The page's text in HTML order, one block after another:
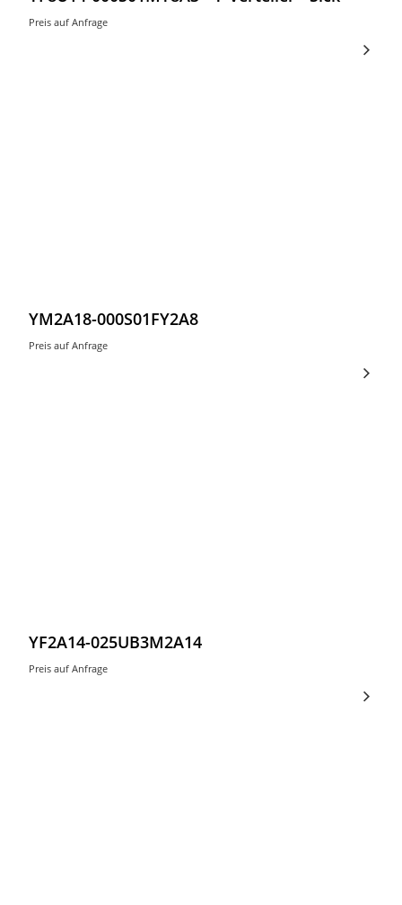
Preis auf Anfrage
YM2A18-000S01FY2A8
Preis auf Anfrage
YF2A14-025UB3M2A14
Preis auf Anfrage